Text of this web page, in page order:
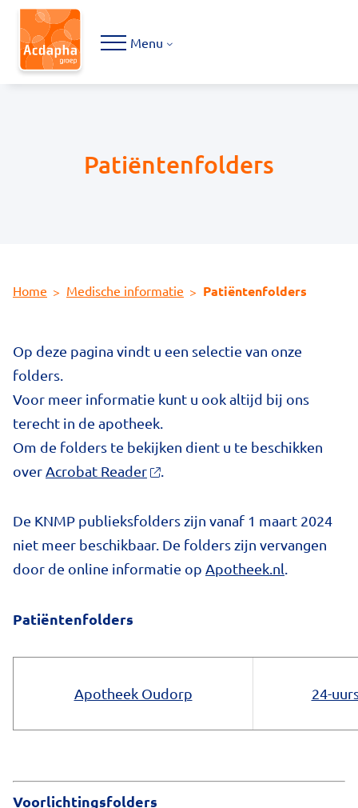
Hoofdmenu
Menu
Home Medische informatie Patiëntenfolders
Patiëntenfolders
Op deze pagina vindt u een selectie van onze
folders.
Voor meer informatie kunt u ook altijd bij ons
terecht in de apotheek.
Om de folders te bekijken dient u te beschikken
over Acrobat Reader
De KNMP publieksfolders zijn vanaf 1 maart 2024
niet meer beschikbaar. De folders zijn vervangen
door de online informatie op Apotheek.nl.
Patiëntenfolders
Apotheek Oudorp 24-
Voorlichtingsfolders